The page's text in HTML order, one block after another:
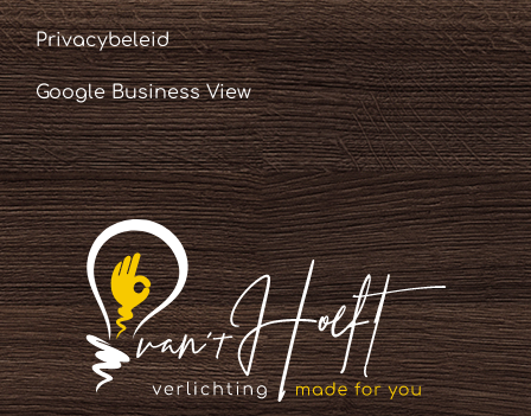
Privacybeleid
Google Business View